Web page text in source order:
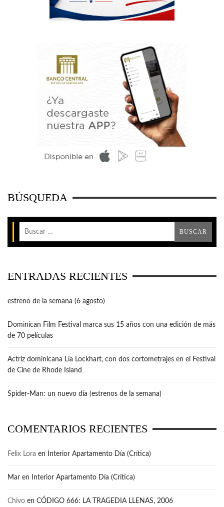
BÚSQUEDA
ENTRADAS RECIENTES
estreno de la semana (6 agosto)
Dominican Film Festival marca sus 15 años con una edición de más
de 70 películas
Actriz dominicana Lía Lockhart, con dos cortometrajes en el Festival
de Cine de Rhode Island
Spider-Man: un nuevo día (estrenos de la semana)
COMENTARIOS RECIENTES
Felix Lora en Interior Apartamento Día (Crítica)
Mar en Interior Apartamento Día (Crítica)
Chivo en CÓDIGO 666: LA TRAGEDIA LLENAS, 2006